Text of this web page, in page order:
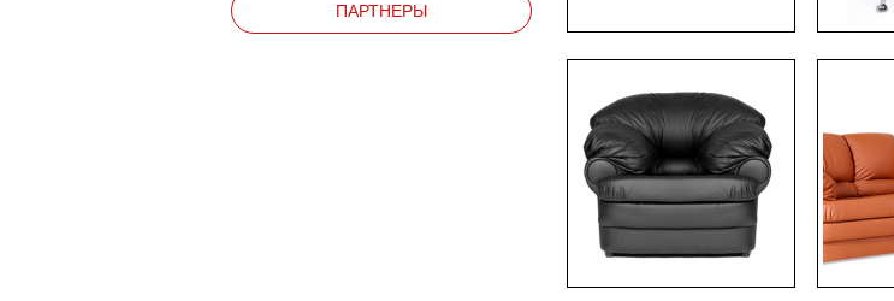
ПАРТНЕРЫ